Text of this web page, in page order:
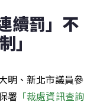
續罰」不
」
明、新北市議員參
署 「裁處資訊查詢